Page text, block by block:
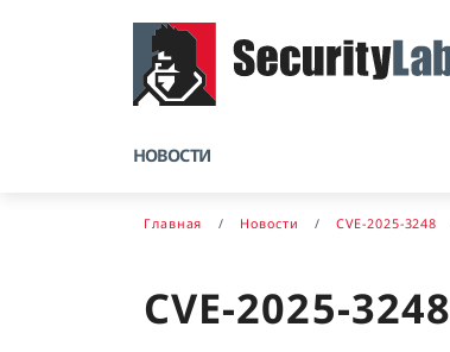
НОВОСТИ
Главная Новости CVE-2025-3248
CVE-2025-3248